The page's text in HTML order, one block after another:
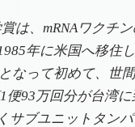
は、mRNAワクチ
年に米国へ移
なって初めて、世
便93万回分が台湾
サブユニットタン